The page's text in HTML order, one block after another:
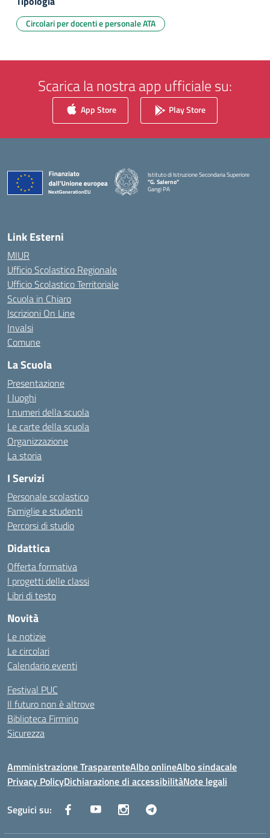
Circolari per docenti e personale ATA
Scarica la nostra app ufficiale su:
App Store Play Store
Istituto di Istruzione Secondaria Superiore
"G. Salerno"
Gangi PA
— Visita la pagina iniziale della scuola
Link Esterni
MIUR
Ufficio Scolastico Regionale
Ufficio Scolastico Territoriale
Scuola in Chiaro
Iscrizioni On Line
Invalsi
Comune
La Scuola
Presentazione
I luoghi
I numeri della scuola
Le carte della scuola
Organizzazione
La storia
I Servizi
Personale scolastico
Famiglie e studenti
Percorsi di studio
Didattica
Offerta formativa
I progetti delle classi
Libri di testo
Novità
Le notizie
Le circolari
Calendario eventi
Festival PUC
Il futuro non è altrove
Biblioteca Firmino
Sicurezza
Amministrazione TrasparenteAlbo onlineAlbo sindacale
Privacy PolicyDichiarazione di accessibilitàNote legali
Seguici su: